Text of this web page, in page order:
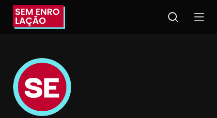
Pular
para
conteúdo